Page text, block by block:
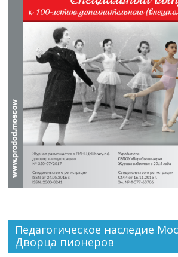
Педагогическое наследие
Дворца пионеров